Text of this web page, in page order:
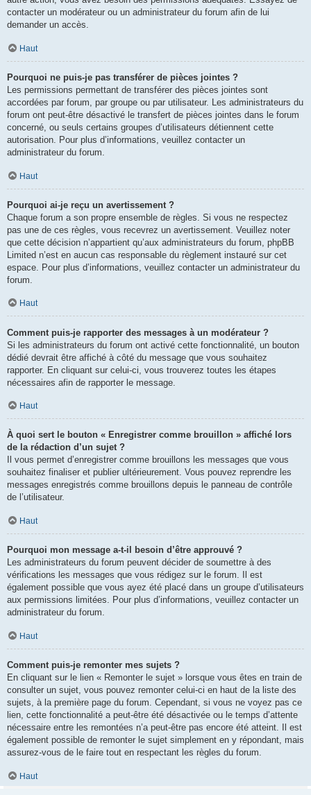
contacter un modérateur ou un administrateur du forum afin de lui
demander un accès.
Haut
Pourquoi ne puis-je pas transférer de pièces jointes ?
Les permissions permettant de transférer des pièces jointes sont
accordées par forum, par groupe ou par utilisateur. Les administrateurs du
forum ont peut-être désactivé le transfert de pièces jointes dans le forum
concerné, ou seuls certains groupes d’utilisateurs détiennent cette
autorisation. Pour plus d’informations, veuillez contacter un
administrateur du forum.
Haut
Pourquoi ai-je reçu un avertissement ?
Chaque forum a son propre ensemble de règles. Si vous ne respectez
pas une de ces règles, vous recevrez un avertissement. Veuillez noter
que cette décision n’appartient qu’aux administrateurs du forum, phpBB
Limited n’est en aucun cas responsable du règlement instauré sur cet
espace. Pour plus d’informations, veuillez contacter un administrateur du
forum.
Haut
Comment puis-je rapporter des messages à un modérateur ?
Si les administrateurs du forum ont activé cette fonctionnalité, un bouton
dédié devrait être affiché à côté du message que vous souhaitez
rapporter. En cliquant sur celui-ci, vous trouverez toutes les étapes
nécessaires afin de rapporter le message.
Haut
À quoi sert le bouton « Enregistrer comme brouillon » affiché lors
de la rédaction d’un sujet ?
Il vous permet d’enregistrer comme brouillons les messages que vous
souhaitez finaliser et publier ultérieurement. Vous pouvez reprendre les
messages enregistrés comme brouillons depuis le panneau de contrôle
de l’utilisateur.
Haut
Pourquoi mon message a-t-il besoin d’être approuvé ?
Les administrateurs du forum peuvent décider de soumettre à des
vérifications les messages que vous rédigez sur le forum. Il est
également possible que vous ayez été placé dans un groupe d’utilisateurs
aux permissions limitées. Pour plus d’informations, veuillez contacter un
administrateur du forum.
Haut
Comment puis-je remonter mes sujets ?
En cliquant sur le lien « Remonter le sujet » lorsque vous êtes en train de
consulter un sujet, vous pouvez remonter celui-ci en haut de la liste des
sujets, à la première page du forum. Cependant, si vous ne voyez pas ce
lien, cette fonctionnalité a peut-être été désactivée ou le temps d’attente
nécessaire entre les remontées n’a peut-être pas encore été atteint. Il est
également possible de remonter le sujet simplement en y répondant, mais
assurez-vous de le faire tout en respectant les règles du forum.
Haut